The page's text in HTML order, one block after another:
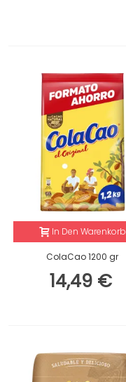
In Den Warenkorb
ColaCao 1200 gr
14,49 €